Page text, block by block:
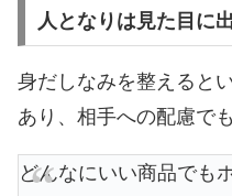
人となりは見た目に
身だしなみを整えると
あり、相手への配慮で
どんなにいい商品でも